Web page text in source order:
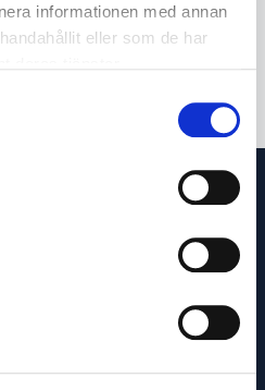
informationen med annan
eller som de har
RING FÖR PRIS